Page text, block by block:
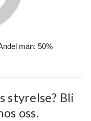
män: 50%
styrelse? Bli
oss.